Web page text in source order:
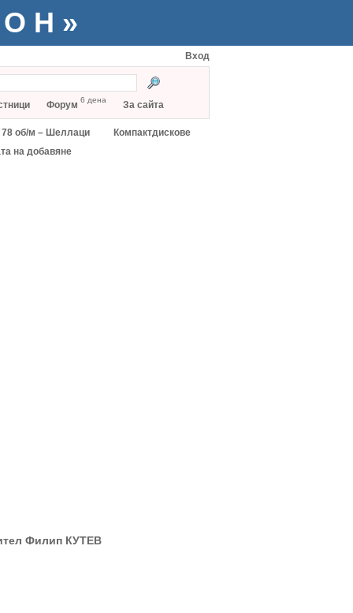
Вход
Форум 6 дена За сайта
78 об/м – Шеллаци
Компактдискове
на добавяне
Филип КУТЕВ